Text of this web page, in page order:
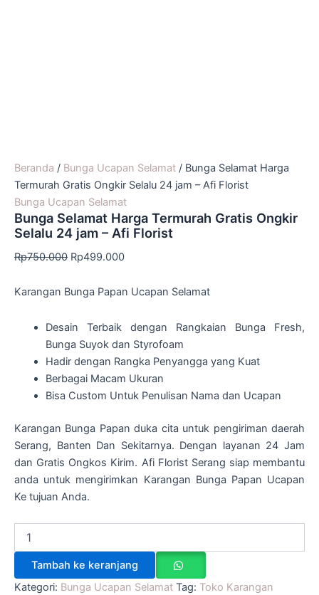
Beranda / Bunga Ucapan Selamat / Bunga Selamat Harga
Termurah Gratis Ongkir Selalu 24 jam – Afi Florist
Bunga Ucapan Selamat
Bunga Selamat Harga Termurah Gratis Ongkir
Selalu 24 jam – Afi Florist
Rp750.000 Rp499.000
Karangan Bunga Papan Ucapan Selamat
Desain Terbaik dengan Rangkaian Bunga Fresh,
Bunga Suyok dan Styrofoam
Hadir dengan Rangka Penyangga yang Kuat
Berbagai Macam Ukuran
Bisa Custom Untuk Penulisan Nama dan Ucapan
Karangan Bunga Papan duka cita untuk pengiriman daerah
Serang, Banten Dan Sekitarnya. Dengan layanan 24 Jam
dan Gratis Ongkos Kirim. Afi Florist Serang siap membantu
anda untuk mengirimkan Karangan Bunga Papan Ucapan
Ke tujuan Anda.
Tambah ke keranjang
Kategori: Bunga Ucapan Selamat Tag: Toko Karangan